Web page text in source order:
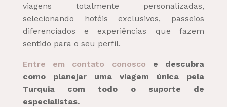
viagens totalmente personalizadas,
selecionando hotéis exclusivos, passeios
diferenciados e experiências que fazem
sentido para o seu perfil.
Entre em contato conosco e descubra
como planejar uma viagem única pela
Turquia com todo o suporte de
especialistas.